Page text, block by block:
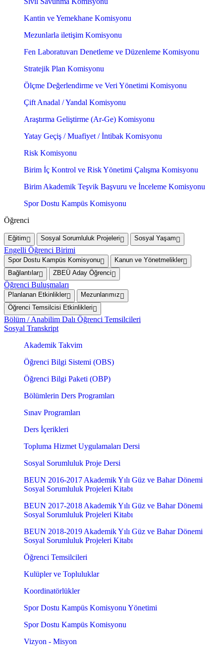
Kantin ve Yemekhane Komisyonu
Mezunlarla iletişim Komisyonu
Fen Laboratuvarı Denetleme ve Düzenleme Komisyonu
Stratejik Plan Komisyonu
Ölçme Değerlendirme ve Veri Yönetimi Komisyonu
Çift Anadal / Yandal Komisyonu
Araştırma Geliştirme (Ar-Ge) Komisyonu
Yatay Geçiş / Muafiyet / İntibak Komisyonu
Risk Komisyonu
Birim İç Kontrol ve Risk Yönetimi Çalışma Komisyonu
Birim Akademik Teşvik Başvuru ve İnceleme Komisyonu
Spor Dostu Kampüs Komisyonu
Öğrenci
Eğitim Sosyal Sorumluluk Projeleri Sosyal Yaşam
Engelli Öğrenci Birimi
Spor Dostu Kampüs Komisyonu
Kanun ve Yönetmelikler
Bağlantılar
ZBEÜ Aday Öğrenci
Öğrenci Buluşmaları
Planlanan Etkinlikler
Mezunlarımız
Öğrenci Temsilcisi Etkinlikleri
Bölüm / Anabilim Dalı Öğrenci Temsilcileri
Sosyal Transkript
Akademik Takvim
Öğrenci Bilgi Sistemi (OBS)
Öğrenci Bilgi Paketi (OBP)
Bölümlerin Ders Programları
Sınav Programları
Ders İçerikleri
Topluma Hizmet Uygulamaları Dersi
Sosyal Sorumluluk Proje Dersi
BEUN 2016-2017 Akademik Yılı Güz ve Bahar Dönemi
Sosyal Sorumluluk Projeleri Kitabı
BEUN 2017-2018 Akademik Yılı Güz ve Bahar Dönemi
Sosyal Sorumluluk Projeleri Kitabı
BEUN 2018-2019 Akademik Yılı Güz ve Bahar Dönemi
Sosyal Sorumluluk Projeleri Kitabı
Öğrenci Temsilcileri
Kulüpler ve Topluluklar
Koordinatörlükler
Spor Dostu Kampüs Komisyonu Yönetimi
Spor Dostu Kampüs Komisyonu
Vizyon - Misyon